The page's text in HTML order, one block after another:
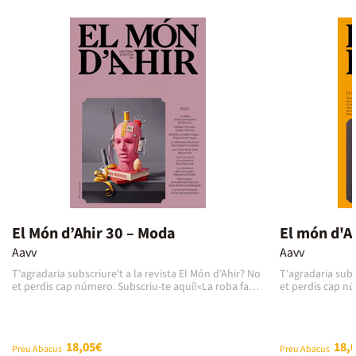
El Món d’Ahir 30 – Moda
Aavv
T'agradaria subscriure't a la revista El Món d'Ahir? No
et perdis cap número. Subscriu-te aquí!«La roba fa
manera de vestir ens homogeneïtza, ens ajuda a
Preu Abacus 18,05€
Aavv
T'agradaria
et perdis cap
animals
Preu Abacus